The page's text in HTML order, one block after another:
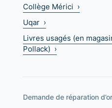
Collège Mérici ›
Uqar ›
Livres usagés (en
Pollack) ›
Demande de réparation